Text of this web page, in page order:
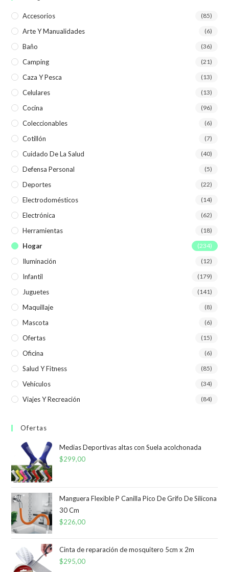
Accesorios (85)
Arte Y Manualidades (6)
Baño (36)
Camping (21)
Caza Y Pesca (13)
Celulares (13)
Cocina (96)
Coleccionables (6)
Cotillón (7)
Cuidado De La Salud (40)
Defensa Personal (5)
Deportes (22)
Electrodomésticos (14)
Electrónica (62)
Herramientas (18)
Hogar (234)
Iluminación (12)
Infantil (179)
Juguetes (141)
Maquillaje (8)
Mascota (6)
Ofertas (15)
Oficina (6)
Salud Y Fitness (85)
Vehículos (34)
Viajes Y Recreación (84)
Ofertas
Medias Deportivas altas con Suela acolchonada
$299,00
Manguera Flexible P Canilla Pico De Grifo De Silicona
30 Cm
$226,00
Cinta de reparación de mosquitero 5cm x 2m
$295,00